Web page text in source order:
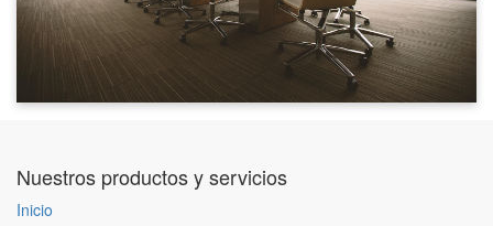
Nuestros productos y servicios
Inicio